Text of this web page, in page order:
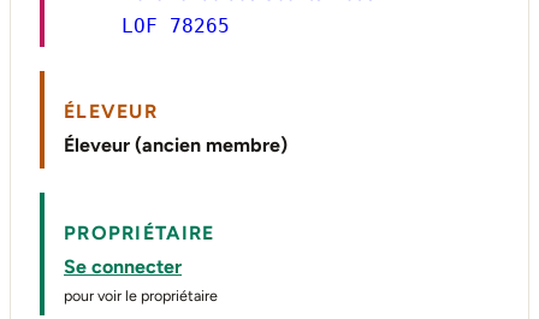
LOF 78265
ÉLEVEUR
Éleveur (ancien membre)
PROPRIÉTAIRE
Se connecter
pour voir le propriétaire